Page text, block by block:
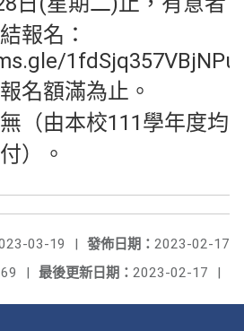
報名：
名額滿為止。
（由本校111學年度均
）。
發佈日期： 2023-02-17
03-19
|
最後更新日期： 2023-02-17 |
|